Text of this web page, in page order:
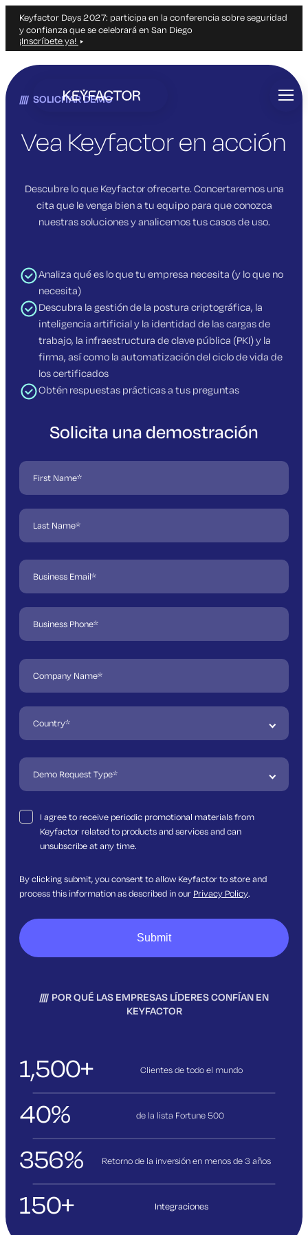
Keyfactor Days 2027: participa en la conferencia sobre seguridad
y confianza que se celebrará en San Diego
¡Inscríbete ya!
contenido
SOLICITAR DEMO
Vea Keyfactor en acción
Descubre lo que Keyfactor ofrecerte. Concertaremos una
cita que le venga bien a tu equipo para que conozca
nuestras soluciones y analicemos tus casos de uso.
Analiza qué es lo que tu empresa necesita (y lo que no
necesita)
Descubra la gestión de la postura criptográfica, la
inteligencia artificial y la identidad de las cargas de
trabajo, la infraestructura de clave pública (PKI) y la
firma, así como la automatización del ciclo de vida de
los certificados
Obtén respuestas prácticas a tus preguntas
POR QUÉ LAS EMPRESAS LÍDERES CONFÍAN EN
KEYFACTOR
1,500+ Clientes de todo el mundo
40% de la lista Fortune 500
356% Retorno de la inversión en menos de 3años
150+ Integraciones
Solicita una demostración
I agree to receive periodic promotional materials from
Keyfactor related to products and services and can
unsubscribe at any time.
By clicking submit, you consent to allow Keyfactor to store and
process this information as described in our Privacy Policy.